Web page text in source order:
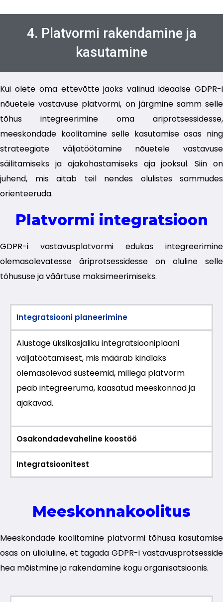
4. Platvormi rakendamine ja
kasutamine
Kui olete oma ettevõtte jaoks valinud ideaalse GDPR-i
nõuetele vastavuse platvormi, on järgmine samm selle
tõhus integreerimine oma äriprotsessidesse,
meeskondade koolitamine selle kasutamise osas ning
strateegiate väljatöötamine nõuetele vastavuse
säilitamiseks ja ajakohastamiseks aja jooksul. Siin on
juhend, mis aitab teil nendes olulistes sammudes
orienteeruda.
Platvormi integratsioon
GDPR-i vastavusplatvormi edukas integreerimine
olemasolevatesse äriprotsessidesse on oluline selle
tõhususe ja väärtuse maksimeerimiseks.
Integratsiooni planeerimine
Alustage üksikasjaliku integratsiooniplaani
väljatöötamisest, mis määrab kindlaks
olemasolevad süsteemid, millega platvorm
peab integreeruma, kaasatud meeskonnad ja
ajakavad.
Osakondadevaheline koostöö
Integratsioonitest
Meeskonnakoolitus
Meeskondade koolitamine platvormi tõhusa kasutamise
osas on ülioluline, et tagada GDPR-i vastavusprotsesside
hea mõistmine ja rakendamine kogu organisatsioonis.